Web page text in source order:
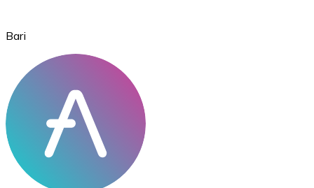
Ethereum
ETH
Bari